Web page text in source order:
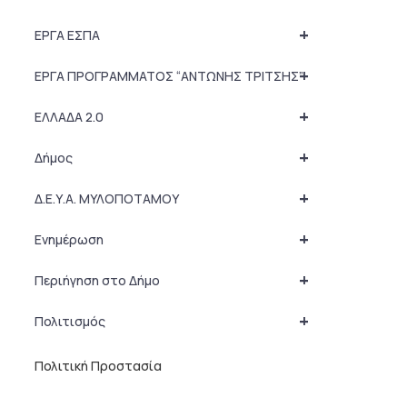
+
ΕΡΓΑ ΕΣΠΑ
+
ΕΡΓΑ ΠΡΟΓΡΑΜΜΑΤΟΣ “ΑΝΤΩΝΗΣ ΤΡΙΤΣΗΣ”
+
ΕΛΛΑΔΑ 2.0
+
Δήμος
+
Δ.Ε.Υ.Α. ΜΥΛΟΠΟΤΑΜΟΥ
+
Ενημέρωση
+
Περιήγηση στο Δήμο
+
Πολιτισμός
Πολιτική Προστασία